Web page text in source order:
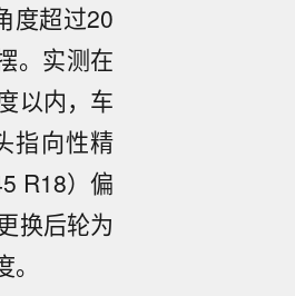
度超过20
。实测在
以内，车
指向性精
R18）偏
换后轮为